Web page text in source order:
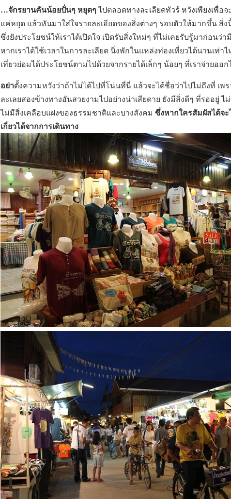
…จักรยานคันน้อยปั่นๆ หยุดๆไปตลอดทางละเลียดทัวร์ หวังเพียงเพื่
แค่หยุด แล้วหันมาใส่ใจรายละเอียดของสิ่งต่างๆ รอบตัวให้มากขึ้น สิ่
ซึ่งยังประโยชน์ให้เราได้เปิดใจ เปิดรับสิ่งใหม่ๆ ที่ไม่เคยรับรู้มาก่อน
หากเราได้ใช้เวลาในการละเลียด นิ่งพักในแหล่งท่องเที่ยวได้นานเท่
เที่ยวย่อมได้ประโยชน์ตามไปด้วยจากรายได้เล็กๆ น้อยๆ ที่เราจ่ายออก
อย่าตั้งความหวังว่าถ้าไม่ได้ไปที่โน่นที่นี่ แล้วจะได้ชื่อว่าไปไม่ถึงที่ เพ
ละเลยสองข้างทางอันสวยงามไปอย่างน่าเสียดาย ยังมีสิ่งดีๆ ที่รออยู่
ไม่มีสิ่งเคลือบแฝงของธรรมชาติและบางสังคม ซึ่งหากใครสัมผัสได้จ
เกี่ยวได้จากการเดินทาง